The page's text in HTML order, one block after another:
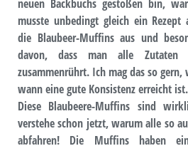
neuen Backbuchs gestoßen bin,
musste unbedingt gleich ein
die Blaubeer-Muffins aus und
davon, dass man alle Zutaten
zusammenrührt. Ich mag das so
wann eine gute Konsistenz erreicht ist.
Diese Blaubeere-Muffins sind
verstehe schon jetzt, warum alle so
abfahren! Die Muffins haben